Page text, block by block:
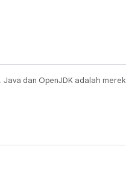
. Java dan OpenJDK adalah